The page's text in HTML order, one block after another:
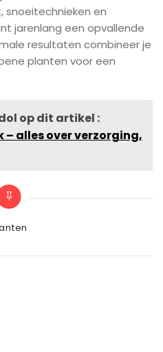
en
jarenlang een opvallende
resultaten combineer je
planten voor een
op dit artikel :
alles over verzorging,